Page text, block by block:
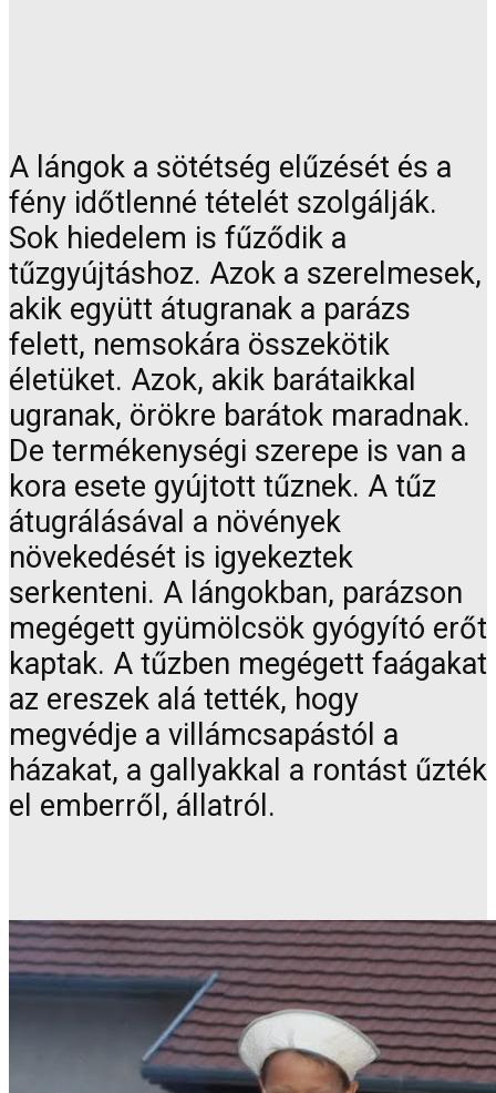
A lángok a sötétség elűzését és a
fény időtlenné tételét szolgálják.
Sok hiedelem is fűződik a
tűzgyújtáshoz. Azok a szerelmesek,
akik együtt átugranak a parázs
felett, nemsokára összekötik
életüket. Azok, akik barátaikkal
ugranak, örökre barátok maradnak.
De termékenységi szerepe is van a
kora esete gyújtott tűznek. A tűz
átugrálásával a növények
növekedését is igyekeztek
serkenteni. A lángokban, parázson
megégett gyümölcsök gyógyító erőt
kaptak. A tűzben megégett faágakat
az ereszek alá tették, hogy
megvédje a villámcsapástól a
házakat, a gallyakkal a rontást űzték
el emberről, állatról.